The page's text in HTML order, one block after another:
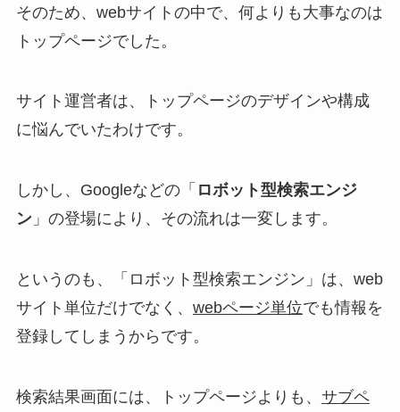
そのため、webサイトの中で、何よりも大事なのは
トップページでした。
サイト運営者は、トップページのデザインや構成
に悩んでいたわけです。
しかし、Googleなどの「 ロボット型検索エンジ
ン」の登場により、その流れは一変します。
というのも、「ロボット型検索エンジン」は、web
サイト単位だけでなく、 webページ単位でも情報を
登録してしまうからです。
検索結果画面には、トップページよりも、 サブペ